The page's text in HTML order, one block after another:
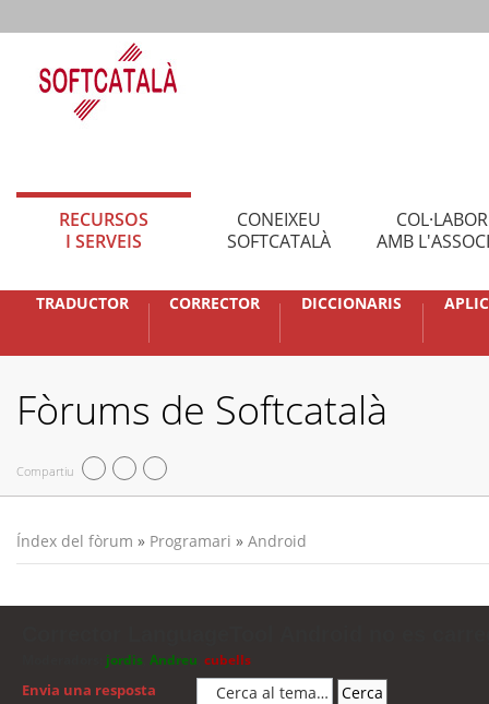
RECURSOS
I SERVEIS
CONEIXEU
SOFTCATALÀ
AMB
TRADUCTOR CORRECTOR DICCIONARIS
Fòrums de Softcatalà
Compartiu
Índex del fòrum » Programari » Android
jordis Andreu cubells
Envia una resposta